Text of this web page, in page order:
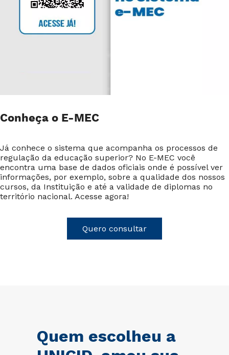
Conheça o E-MEC
Já conhece o sistema que acompanha os processos de
regulação da educação superior? No E-MEC você
encontra uma base de dados oficiais onde é possível ver
informações, por exemplo, sobre a qualidade dos nossos
cursos, da Instituição e até a validade de diplomas no
território nacional. Acesse agora!
Quero consultar
Quem escolheu a